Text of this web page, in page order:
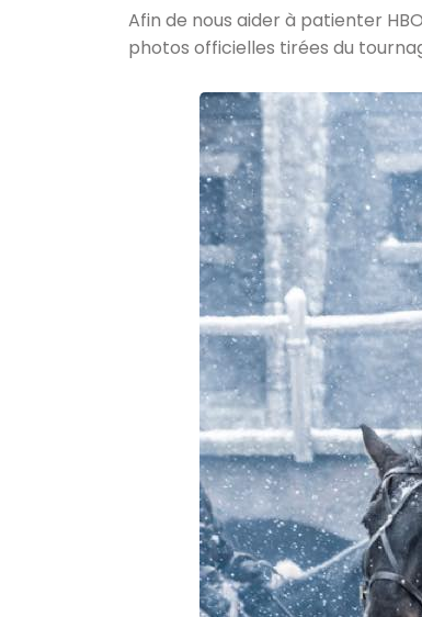
Afin de nous aider à patienter
photos officielles tirées du